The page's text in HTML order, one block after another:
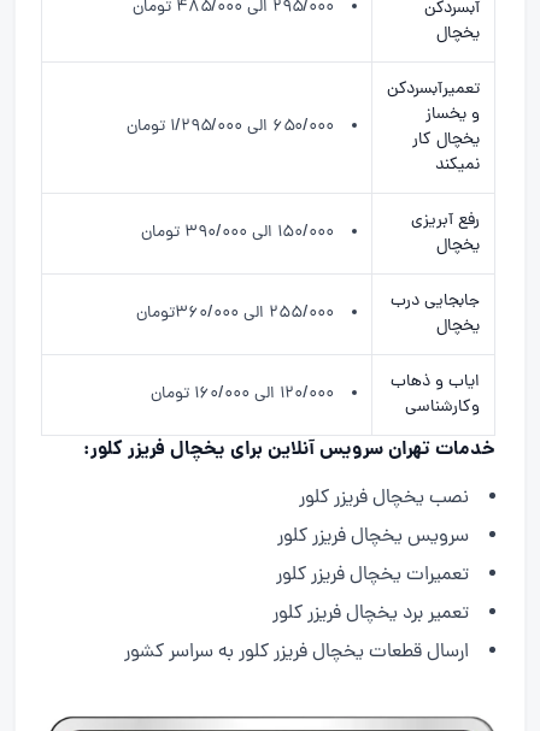
آبسردکن
یخچال
۲۹۵/۰۰۰ الی ۴۸۵/۰۰۰ تومان
تعمیرآبسردکن
و یخساز
یخچال کار
نمیکند
۶۵۰/۰۰۰ الی ۱/۲۹۵/۰۰۰ تومان
رفع آبریزی
یخچال
۱۵۰/۰۰۰ الی ۳۹۰/۰۰۰ تومان
جابجایی درب
یخچال
۲۵۵/۰۰۰ الی ۳۶۰/۰۰۰تومان
ایاب و ذهاب
وکارشناسی
۱۲۰/۰۰۰ الی ۱۶۰/۰۰۰ تومان
خدمات تهران سرویس آنلاین برای یخچال فریزر کلور:
نصب یخچال فریزر کلور
سرویس یخچال فریزر کلور
تعمیرات یخچال فریزر کلور
تعمیر برد یخچال فریزر کلور
ارسال قطعات یخچال فریزر کلور به سراسر کشور